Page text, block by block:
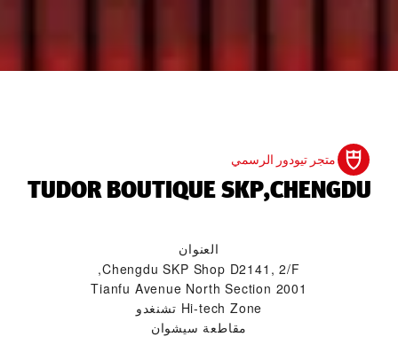
متجر تيودور الرسمي
‭TUDOR BOUTIQUE SKP,CHENGDU‬
العنوان
Chengdu SKP Shop D2141, 2/F,
2001 Tianfu Avenue North Section
Hi-tech Zone تشنغدو
مقاطعة سيشوان